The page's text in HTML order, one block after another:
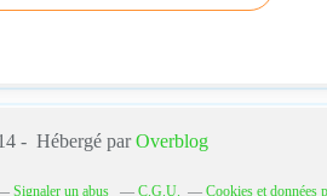
- Hébergé parOverblog
Signaler un abus C.G.U. Cookies et données